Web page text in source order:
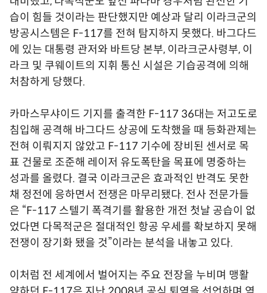
습이 힘들 것이라는 판단했지만 예상과 달리 이라크군의
방공시스템은 F-117를 전혀 탐지하지 못했다. 바그다드
에 있는 대통령 관저와 바트당 본부, 이라크군사령부, 이
라크 및 쿠웨이트의 지휘 통신 시설은 기습공격에 의해
처참하게 당했다.
카마스무샤이드 기지를 출격한 F-117 36대는 저고도로
침입해 공격해 바그다드 상공에 도착했을 때 등화관제는
전혀 이뤄지지 않았고 F-117 기수에 장비된 센서로 목
표 건물로 조준해 레이저 유도폭탄을 목표에 명중하는
성과를 올렸다. 결국 이라크군은 효과적인 반격도 못한
채 정전에 응하면서 전쟁은 마무리됐다. 전사 전문가들
은 “F-117 스텔기 폭격기를 활용한 개전 첫날 공습이 없
었다면 다목적군은 절대적인 항공 우세를 확보하지 못해
전쟁이 장기화 됐을 것”이라는 분석을 내놓고 있다.
이처럼 전 세계에서 벌어지는 주요 전장을 누비며 맹활